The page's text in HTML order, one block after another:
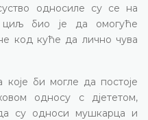
односиле су се на
био је да омогуће
код куће да лично чува
које би могле да постоје
односу с дјететом,
су односи мушкарца и